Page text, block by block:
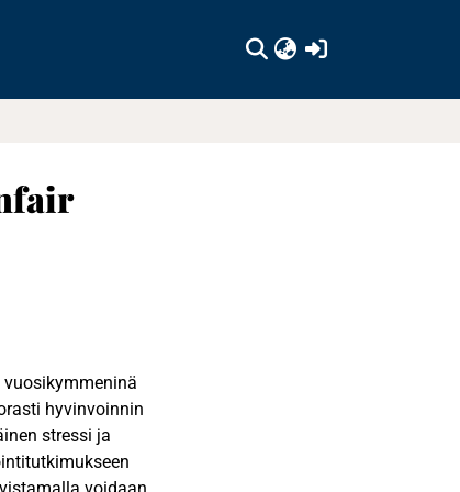
hyvinvoinnin
stressi ja